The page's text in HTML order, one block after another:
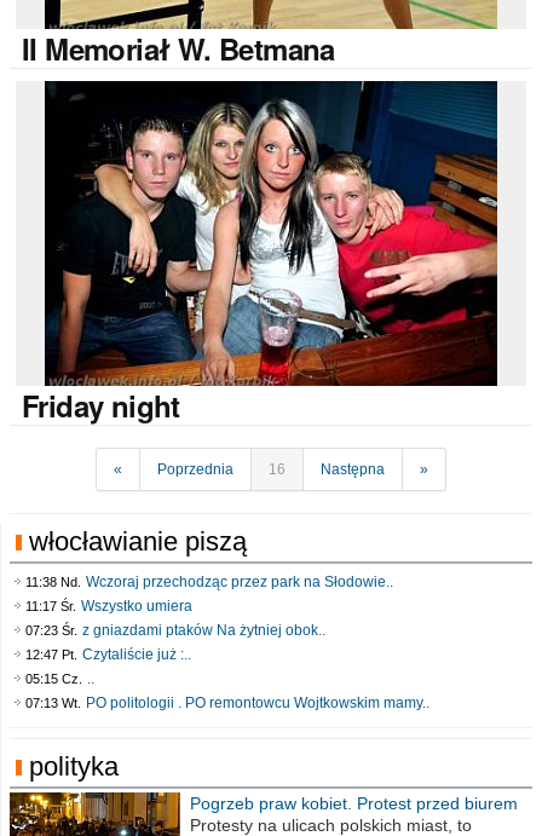
II Memoriał W. Betmana
Fridaynight
« Poprzednia 16 Następna »
włocławianie piszą
11:38 Nd. Wczoraj przechodząc przez park na Słodowie..
11:17 Śr. Wszystko umiera
07:23 Śr. z gniazdami ptaków Na żytniej obok..
12:47 Pt. Czytaliście już :..
05:15 Cz. ..
07:13 Wt. PO politologii . PO remontowcu Wojtkowskim mamy..
polityka
Pogrzeb praw kobiet. Protest przed biurem
poselskim PiS
Protesty na ulicach polskich miast, to